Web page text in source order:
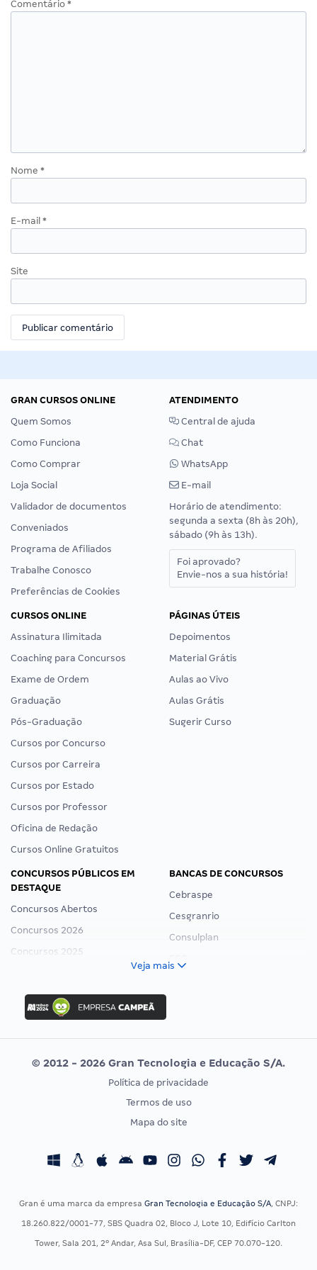
Comentário *
Nome *
E-mail *
Site
GRAN CURSOS ONLINE
Quem Somos
Como Funciona
Como Comprar
Loja Social
Validador de documentos
Conveniados
Programa de Afiliados
Trabalhe Conosco
Preferências de Cookies
ATENDIMENTO
Central de ajuda
Chat
WhatsApp
E-mail
Horário de atendimento:
segunda a sexta (8h às 20h),
sábado (9h às 13h).
Foi aprovado?
Envie-nos a sua história!
CURSOS ONLINE
Assinatura Ilimitada
Coaching para Concursos
Exame de Ordem
Graduação
Pós-Graduação
Cursos por Concurso
Cursos por Carreira
Cursos por Estado
Cursos por Professor
Oficina de Redação
Cursos Online Gratuitos
PÁGINAS ÚTEIS
Depoimentos
Material Grátis
Aulas ao Vivo
Aulas Grátis
Sugerir Curso
CONCURSOS PÚBLICOS EM
DESTAQUE
Concursos Abertos
Concursos 2026
Concursos 2025
Concurso Ibama
Concurso MPU
Editais publicados
BANCAS DE CONCURSOS
Cebraspe
Cesgranrio
Consulplan
Vunesp
CONCURSOS POR PROFISSÃO
Concursos Fiscais
Concursos Saúde
EXAME DE ORDEM
Calendário OAB
Veja mais
© 2012 - 2026 Gran Tecnologia e Educação S/A.
Política de privacidade
Termos de uso
Mapa do site
Gran é uma marca da empresa Gran Tecnologia e Educação S/A, CNPJ:
18.260.822/0001-77, SBS Quadra 02, Bloco J, Lote 10, Edifício Carlton
Tower, Sala 201, 2º Andar, Asa Sul, Brasília-DF, CEP 70.070-120.